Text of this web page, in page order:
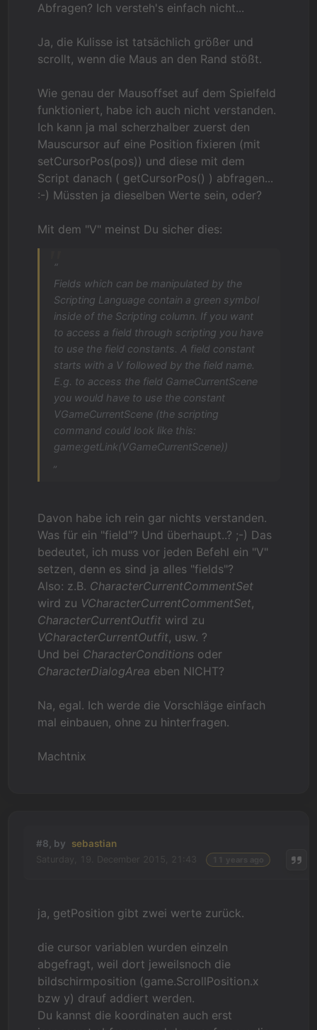
Abfragen? Ich versteh's einfach nicht...
Ja, die Kulisse ist tatsächlich größer und
scrollt, wenn die Maus an den Rand stößt.
Wie genau der Mausoffset auf dem Spielfeld
funktioniert, habe ich auch nicht verstanden.
Ich kann ja mal scherzhalber zuerst den
Mauscursor auf eine Position fixieren (mit
setCursorPos(pos)) und diese mit dem
Script danach ( getCursorPos() ) abfragen...
:-) Müssten ja dieselben Werte sein, oder?
Mit dem "V" meinst Du sicher dies:
“
Fields which can be manipulated by the
Scripting Language contain a green symbol
inside of the Scripting column. If you want
to access a field through scripting you have
to use the field constants. A field constant
starts with a V followed by the field name.
E.g. to access the field GameCurrentScene
you would have to use the constant
VGameCurrentScene (the scripting
command could look like this:
game:getLink(VGameCurrentScene))
Davon habe ich rein gar nichts verstanden.
Was für ein "field"? Und überhaupt..? ;-) Das
bedeutet, ich muss vor jeden Befehl ein "V"
setzen, denn es sind ja alles "fields"?
Also: z.B. CharacterCurrentCommentSet
wird zu VCharacterCurrentCommentSet,
CharacterCurrentOutfit wird zu
VCharacterCurrentOutfit, usw. ?
Und bei CharacterConditions oder
CharacterDialogArea eben NICHT?
Na, egal. Ich werde die Vorschläge einfach
mal einbauen, ohne zu hinterfragen.
Machtnix
#8, by sebastian
ja, getPosition gibt zwei werte zurück.
die cursor variablen wurden einzeln
abgefragt, weil dort jeweilsnoch die
bildschirmposition (game.ScrollPosition.x
bzw y) drauf addiert werden.
Du kannst die koordinaten auch erst